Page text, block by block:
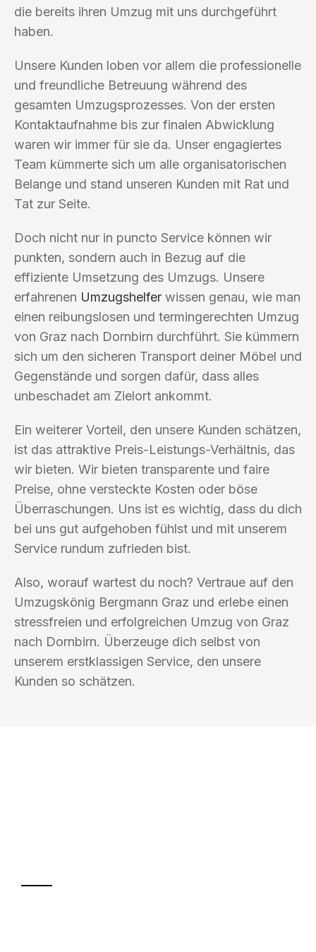
die bereits ihren Umzug mit uns durchgeführt
haben.
Unsere Kunden loben vor allem die professionelle
und freundliche Betreuung während des
gesamten Umzugsprozesses. Von der ersten
Kontaktaufnahme bis zur finalen Abwicklung
waren wir immer für sie da. Unser engagiertes
Team kümmerte sich um alle organisatorischen
Belange und stand unseren Kunden mit Rat und
Tat zur Seite.
Doch nicht nur in puncto Service können wir
punkten, sondern auch in Bezug auf die
effiziente Umsetzung des Umzugs. Unsere
erfahrenen Umzugshelfer wissen genau, wie man
einen reibungslosen und termingerechten Umzug
von Graz nach Dornbirn durchführt. Sie kümmern
sich um den sicheren Transport deiner Möbel und
Gegenstände und sorgen dafür, dass alles
unbeschadet am Zielort ankommt.
Ein weiterer Vorteil, den unsere Kunden schätzen,
ist das attraktive Preis-Leistungs-Verhältnis, das
wir bieten. Wir bieten transparente und faire
Preise, ohne versteckte Kosten oder böse
Überraschungen. Uns ist es wichtig, dass du dich
bei uns gut aufgehoben fühlst und mit unserem
Service rundum zufrieden bist.
Also, worauf wartest du noch? Vertraue auf den
Umzugskönig Bergmann Graz und erlebe einen
stressfreien und erfolgreichen Umzug von Graz
nach Dornbirn. Überzeuge dich selbst von
unserem erstklassigen Service, den unsere
Kunden so schätzen.